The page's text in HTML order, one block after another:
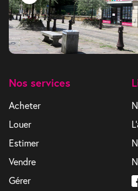
Nos services
Acheter
Louer
Estimer
Vendre
Gérer